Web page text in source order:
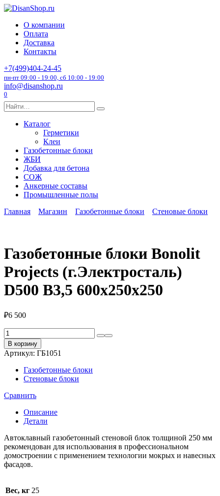
Перейти
содержанию
О компании
Оплата
Доставка
Контакты
+7(499)404-24-45
пн-пт 09:00 - 19:00, сб 10:00 - 19:00
info@disanshop.ru
0
Search
for:
Каталог
Герметики
Клеи
Газобетонные блоки
ЖБИ
Добавка для бетона
СОЖ
Анкерные составы
Промышленные полы
Главная
Магазин Газобетонные блоки Стеновые блоки
Газобетонные блоки Bonolit
Projects (г.Электросталь)
D500 B3,5 600х250х250
₽6 500
Количество
товара
Газобетонные
блоки
Bonolit
Projects
(г.Электросталь)
D500
600х250х250
В корзину
Артикул: ГБ1051
Газобетонные блоки
Стеновые блоки
Сравнить
Описание
Детали
Автоклавный газобетонный стеновой блок толщиной 250 мм
рекомендован для использования в профессиональном
домостроении с применением технологии мокрых и навесных
фасадов.
Вес, кг 25